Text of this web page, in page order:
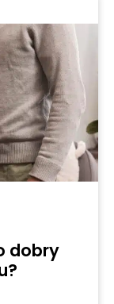
dobry